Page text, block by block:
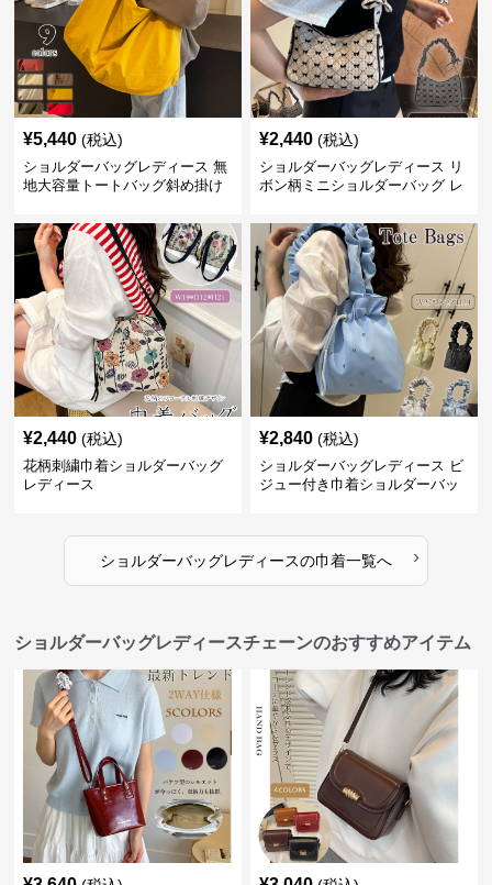
¥5,440 (税込)
ショルダーバッグレディース 無
地大容量トートバッグ斜め掛け
¥2,440 (税込)
ショルダーバッグレディース リ
ボン柄ミニショルダーバッグ レ
¥2,440 (税込)
花柄刺繍巾着ショルダーバッグ
レディース
¥2,840 (税込)
ショルダーバッグレディース ビ
ジュー付き巾着ショルダーバッ
ショルダーバッグレディースの巾着一覧へ ›
ショルダーバッグレディースチェーンのおすすめアイテム